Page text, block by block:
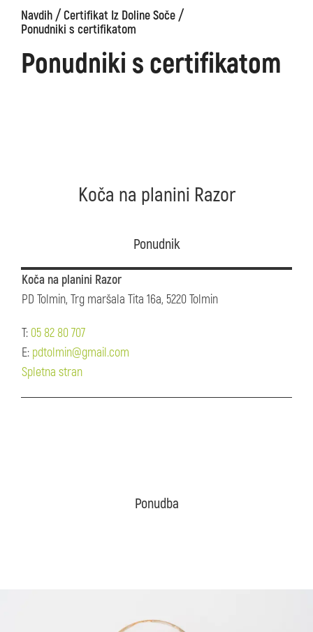
Navdih/Certifikat Iz Doline Soče/
Ponudniki s certifikatom
Ponudniki s certifikatom
Koča na planini Razor
Ponudnik
Koča na planini Razor
PD Tolmin, Trg maršala Tita 16a, 5220 Tolmin
T: 05 82 80 707
E: pdtolmin@gmail.com
Spletna stran
Ponudba